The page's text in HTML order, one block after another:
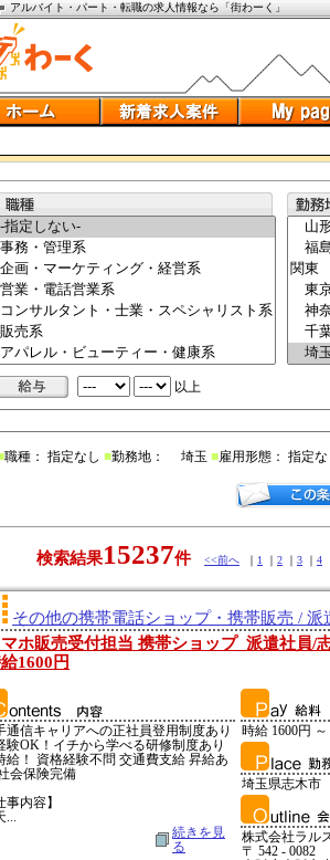
アルバイト・パート・転職の求人情報なら「街わーく」
以上
職種： 指定なし ■勤務地： 埼玉 ■雇用形態： 指定
検索結果15237件 <<前へ ｜ 1 ｜ 2 ｜ 3 ｜ 4
その他の携帯電話ショップ・携帯販売 / 派
マホ販売受付担当 携帯ショップ_派遣社員/
1600円
通信キャリアへの正社員登用制度あり
験OK！イチから学べる研修制度あり
給！ 資格経験不問 交通費支給 昇給あ
会保険完備
事内容】
...
続きを見
る
時給 1600円 ～
埼玉県志木市
株式会社ラル
〒 542 - 0082